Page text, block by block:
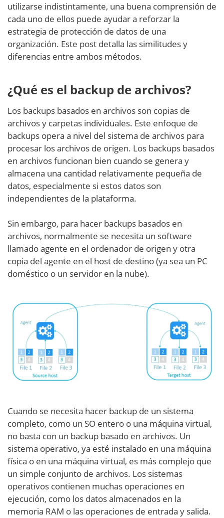
utilizarse indistintamente, una buena comprensión de
cada uno de ellos puede ayudar a reforzar la
estrategia de protección de datos de una
organización. Este post detalla las similitudes y
diferencias entre ambos métodos.
¿Qué es el backup de archivos?
Los backups basados en archivos son copias de
archivos y carpetas individuales. Este enfoque de
backups opera a nivel del sistema de archivos para
procesar los archivos de origen. Los backups basados
en archivos funcionan bien cuando se genera y
almacena una cantidad relativamente pequeña de
datos, especialmente si estos datos son
independientes de la plataforma.
Sin embargo, para hacer backups basados en
archivos, normalmente se necesita un software
llamado agente en el ordenador de origen y otra
copia del agente en el host de destino (ya sea un PC
doméstico o un servidor en la nube).
Cuando se necesita hacer backup de un sistema
completo, como un SO entero o una máquina virtual,
no basta con un backup basado en archivos. Un
sistema operativo, ya esté instalado en una máquina
física o en una máquina virtual, es más complejo que
un simple conjunto de archivos. Los sistemas
operativos contienen muchas operaciones en
ejecución, como los datos almacenados en la
memoria RAM o las operaciones de entrada y salida.